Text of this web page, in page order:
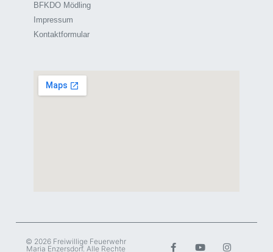
BFKDO Mödling
Impressum
Kontaktformular
© 2026 Freiwillige Feuerwehr
Maria Enzersdorf. Alle Rechte